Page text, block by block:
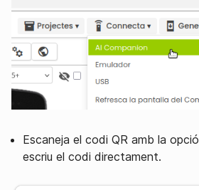
Escaneja el codi QR amb la opció
escriu el codi directament.